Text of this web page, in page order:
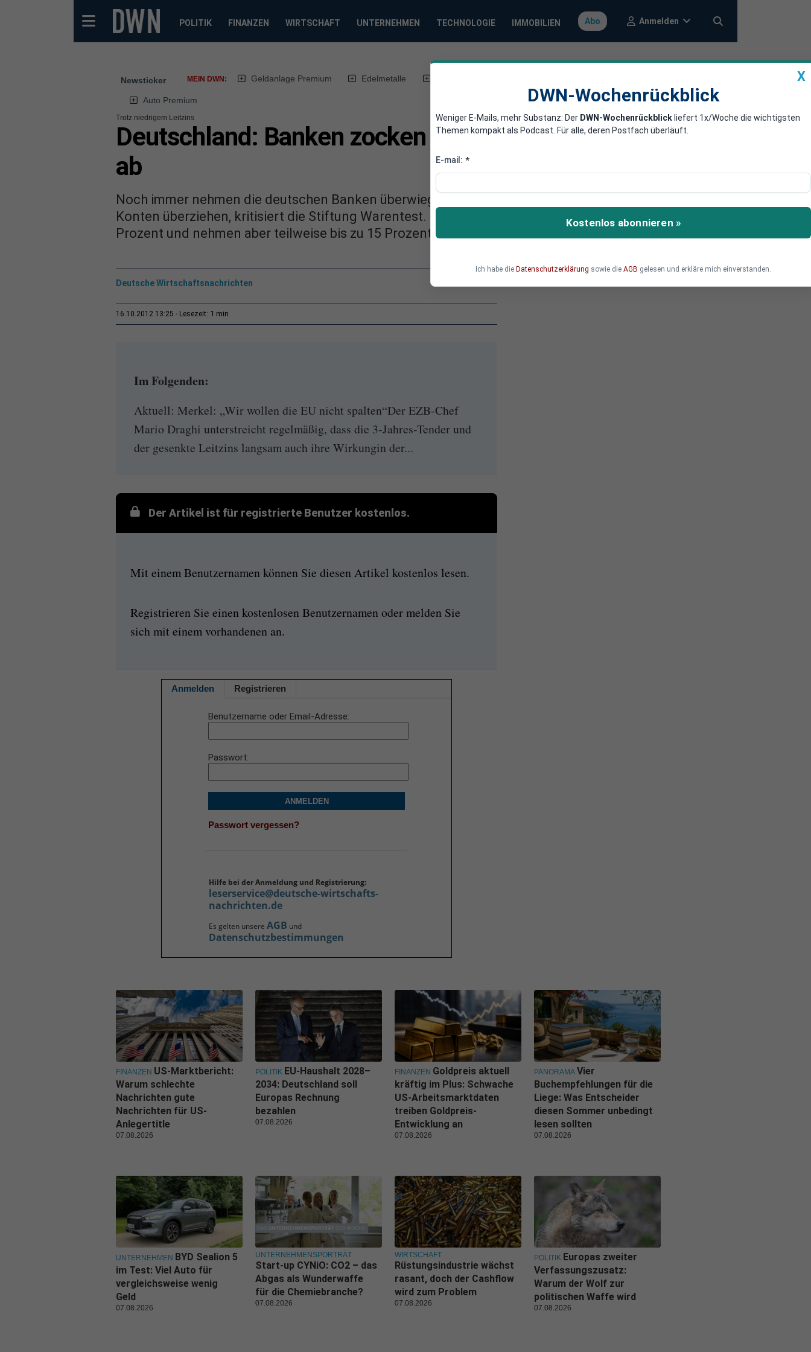
POLITIK FINANZEN WIRTSCHAFT UNTERNEHMEN TECHNOLOGIE IMMOBILIEN Abo Anmelden
Newsticker MEIN DWN: Geldanlage Premium Edelmetalle
Auto Premium
Trotz niedrigem Leitzins
Deutschland: Banken zocken Kunden mit Dispozinsen
ab
Noch immer nehmen die deutschen Banken überwiegend zu hohe Zinsen, wenn Kunden ihre
Konten überziehen, kritisiert die Stiftung Warentest. Die Banken leihen selbst für unter ein
Prozent und nehmen aber teilweise bis zu 15 Prozent fürs Konto-Überziehen.
Deutsche Wirtschaftsnachrichten
16.10.2012 13:25 Lesezeit: 1 min
Im Folgenden:
Aktuell: Merkel: „Wir wollen die EU nicht spalten“Der EZB-Chef
Mario Draghi unterstreicht regelmäßig, dass die 3-Jahres-Tender und
der gesenkte Leitzins langsam auch ihre Wirkungin der...
Der Artikel ist für registrierte Benutzer kostenlos.
Mit einem Benutzernamen können Sie diesen Artikel kostenlos lesen.
Registrieren Sie einen kostenlosen Benutzernamen oder melden Sie
sich mit einem vorhandenen an.
Anmelden Registrieren
Benutzername oder Email-Adresse
Passwort
ANMELDEN
Passwort vergessen?
Hilfe bei der Anmeldung und Registrierung:
leserservice@deutsche-wirtschafts-
nachrichten.de
Es gelten unsere AGB und
Datenschutzbestimmungen
X
DWN-Wochenrückblick
Weniger E-Mails, mehr Substanz: Der DWN-Wochenrückblick liefert 1x/Woche die wichtigsten
Themen kompakt als Podcast. Für alle, deren Postfach überläuft.
E-mail: *
Kostenlos abonnieren »
Ich habe die Datenschutzerklärung sowie die AGB gelesen und erkläre mich einverstanden.
FINANZEN US-Marktbericht:
Warum schlechte
Nachrichten gute
Nachrichten für US-
Anlegertitle
07.08.2026
POLITIK EU-Haushalt 2028–
2034: Deutschland soll
Europas Rechnung
bezahlen
07.08.2026
FINANZEN Goldpreis aktuell
kräftig im Plus: Schwache
US-Arbeitsmarktdaten
treiben Goldpreis-
Entwicklung an
07.08.2026
PANORAMA Vier
Buchempfehlungen für die
Liege: Was Entscheider
diesen Sommer unbedingt
lesen sollten
07.08.2026
UNTERNEHMEN BYD Sealion 5
im Test: Viel Auto für
vergleichsweise wenig
Geld
07.08.2026
UNTERNEHMENSPORTRÄT
Start-up CYNiO: CO2 – das
Abgas als Wunderwaffe
für die Chemiebranche?
07.08.2026
WIRTSCHAFT
Rüstungsindustrie wächst
rasant, doch der Cashflow
wird zum Problem
07.08.2026
POLITIK Europas zweiter
Verfassungszusatz:
Warum der Wolf zur
politischen Waffe wird
07.08.2026